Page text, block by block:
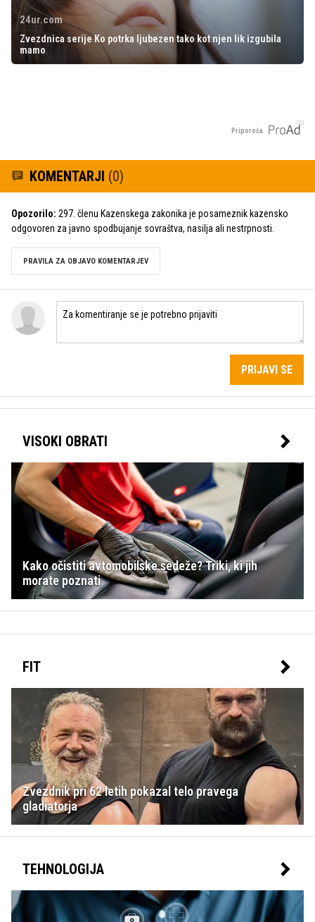
24ur.com
Zvezdnica serije Ko potrka ljubezen tako kot njen lik izgubila
mamo
Priporoča
KOMENTARJI (0)
Opozorilo: 297. členu Kazenskega zakonika je posameznik kazensko
odgovoren za javno spodbujanje sovraštva, nasilja ali nestrpnosti.
PRAVILA ZA OBJAVO KOMENTARJEV
PRIJAVI SE
VISOKI OBRATI
Kako očistiti avtomobilske sedeže? Triki, ki jih
morate poznati
FIT
Zvezdnik pri 62 letih pokazal telo pravega
gladiatorja
TEHNOLOGIJA